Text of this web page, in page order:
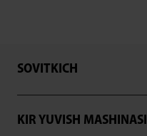
SOVITKICH
KIR YUVISH MASHINASI